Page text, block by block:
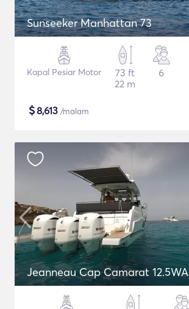
Sunseeker Manhattan 73
Kapal Pesiar Motor
73 ft
22 m
6
$8,613 /malam
Jeanneau Cap Camarat 12.5WA